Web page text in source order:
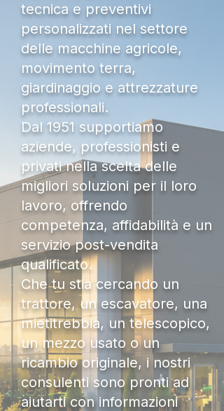
tecnica e preventivi
personalizzati nel settore
delle macchine agricole,
movimento terra,
giardinaggio e attrezzature
professionali.
Dal 1951 supportiamo
aziende, professionisti e
privati nella scelta delle
migliori soluzioni per il loro
lavoro, offrendo
competenza, affidabilità e un
servizio post-vendita
qualificato.
Che tu stia cercando un
trattore, un escavatore, una
mietitrebbia, un telescopico,
un mezzo usato o un
ricambio originale, i nostri
consulenti sono pronti ad
aiutarti con informazioni